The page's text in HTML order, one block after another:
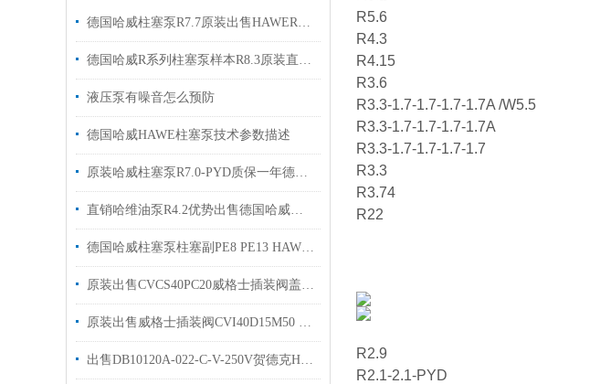
德国哈威柱塞泵R7.7原装出售HAWER5.6A R 5.8
德国哈威R系列柱塞泵样本R8.3原装直销出售
液压泵有噪音怎么预防
德国哈威HAWE柱塞泵技术参数描述
原装哈威柱塞泵R7.0-PYD质保一年德国haweR6.4 R6.9
直销哈维油泵R4.2优势出售德国哈威柱塞泵
德国哈威柱塞泵柱塞副PE8 PE13 HAWE性能介绍
原装出售CVCS40PC20威格士插装阀盖板vickers电磁阀
原装出售威格士插装阀CVI40D15M50 威格士盖板现货
出售DB10120A-022-C-V-250V贺德克HYDAC溢流阀
R5.6
R4.3
R4.15
R3.6
R3.3-1.7-1.7-1.7-1.7A /W5.5
R3.3-1.7-1.7-1.7-1.7A
R3.3-1.7-1.7-1.7-1.7
R3.3
R3.74
R22
R2.9
R2.1-2.1-PYD